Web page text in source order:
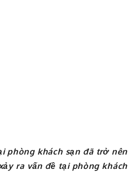
phòng khách sạn đã trở nên
ra vấn đề tại phòng khách